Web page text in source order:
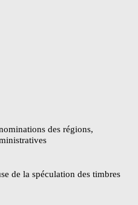
des régions,
de la spéculation des timbres